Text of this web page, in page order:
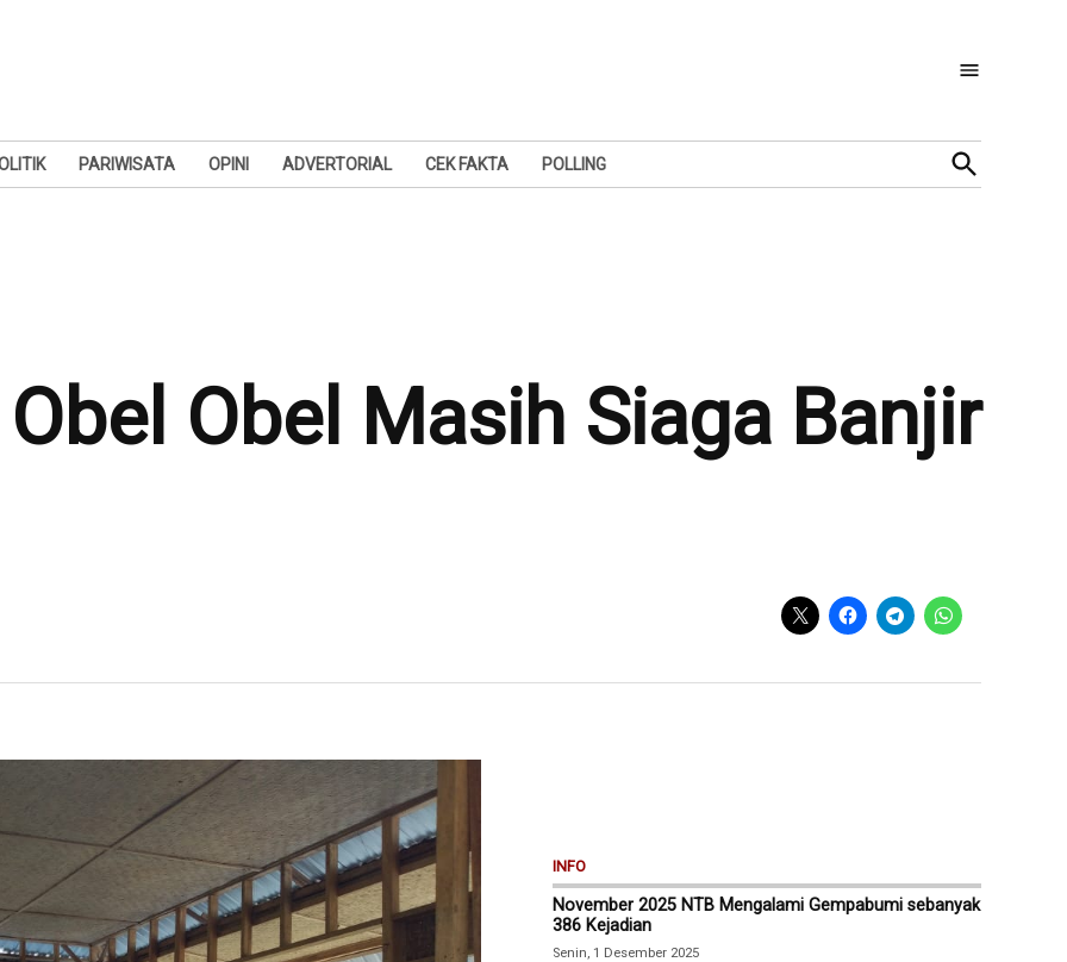
PARIWISATA OPINI ADVERTORIAL CEK FAKTA POLLING
Open
Search
Obel Masih Siaga Banjir
INFO
November 2025 NTB Mengalami Gempabumi sebanyak
386 Kejadian
Senin, 1 Desember 2025